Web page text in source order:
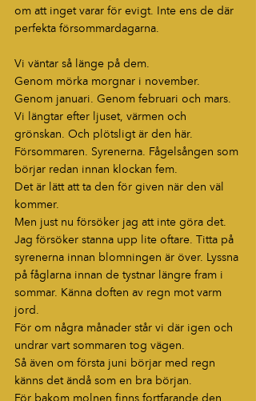
om att inget varar för evigt. Inte ens de där
perfekta försommardagarna.
Vi väntar så länge på dem.
Genom mörka morgnar i november.
Genom januari. Genom februari och mars.
Vi längtar efter ljuset, värmen och
grönskan. Och plötsligt är den här.
Försommaren. Syrenerna. Fågelsången som
börjar redan innan klockan fem.
Det är lätt att ta den för given när den väl
kommer.
Men just nu försöker jag att inte göra det.
Jag försöker stanna upp lite oftare. Titta på
syrenerna innan blomningen är över. Lyssna
på fåglarna innan de tystnar längre fram i
sommar. Känna doften av regn mot varm
jord.
För om några månader står vi där igen och
undrar vart sommaren tog vägen.
Så även om första juni börjar med regn
känns det ändå som en bra början.
För bakom molnen finns fortfarande den